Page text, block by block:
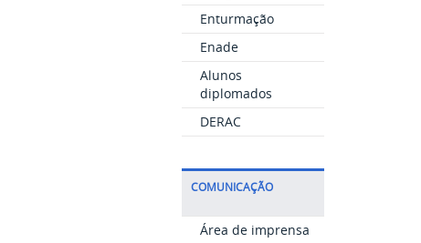
Enturmação
Enade
Alunos
diplomados
DERAC
COMUNICAÇÃO
Área de imprensa